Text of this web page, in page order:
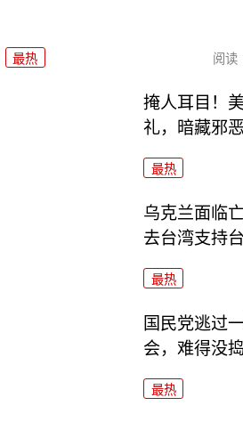
最热 阅读
掩人耳目！
礼，暗藏邪
最热
乌克兰面临
去台湾支持
最热
国民党逃过
会，难得没
最热